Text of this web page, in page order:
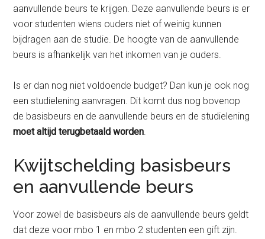
aanvullende beurs te krijgen. Deze aanvullende beurs is er
voor studenten wiens ouders niet of weinig kunnen
bijdragen aan de studie. De hoogte van de aanvullende
beurs is afhankelijk van het inkomen van je ouders.
Is er dan nog niet voldoende budget? Dan kun je ook nog
een studielening aanvragen. Dit komt dus nog bovenop
de basisbeurs en de aanvullende beurs en de studielening
moet altijd terugbetaald worden.
Kwijtschelding basisbeurs
en aanvullende beurs
Voor zowel de basisbeurs als de aanvullende beurs geldt
dat deze voor mbo 1 en mbo 2 studenten een gift zijn.